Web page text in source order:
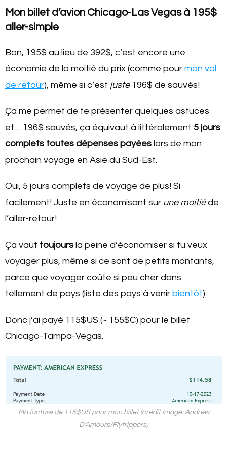
Mon billet d’avion Chicago-Las Vegas à 195$
aller-simple
Bon, 195$ au lieu de 392$, c’est encore une
économie de la moitié du prix (comme pour mon vol
de retour), même si c’est juste 196$ de sauvés!
Ça me permet de te présenter quelques astuces
et… 196$ sauvés, ça équivaut à littéralement 5 jours
complets toutes dépenses payées lors de mon
prochain voyage en Asie du Sud-Est.
Oui, 5 jours complets de voyage de plus! Si
facilement! Juste en économisant sur une moitiéde
l’aller-retour!
Ça vaut toujours la peine d’économiser si tu veux
voyager plus, même si ce sont de petits montants,
parce que voyager coûte si peu cher dans
tellement de pays (liste des pays à venir bientôt).
Donc j’ai payé 115$US (~ 155$C) pour le billet
Chicago-Tampa-Vegas.
Ma facture de 115$US pour mon billet (crédit image: Andrew
D’Amours/Flytrippers)